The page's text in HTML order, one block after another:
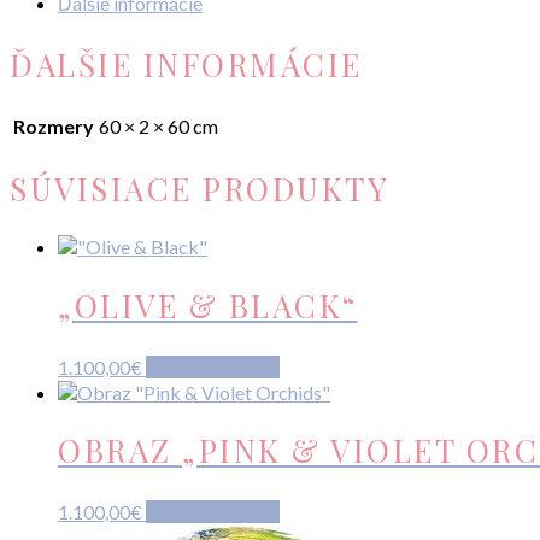
ĎALŠIE INFORMÁCIE
Rozmery 60 × 2 × 60 cm
SÚVISIACE PRODUKTY
„OLIVE & BLACK“
1.100,00€
OBRAZ „PINK & VIOLET
1.100,00€